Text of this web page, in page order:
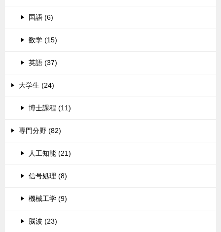
国語 (6)
数学 (15)
英語 (37)
大学生 (24)
博士課程 (11)
専門分野 (82)
人工知能 (21)
信号処理 (8)
機械工学 (9)
脳波 (23)